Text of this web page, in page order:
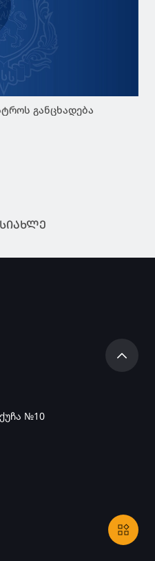
განცხადება
№10